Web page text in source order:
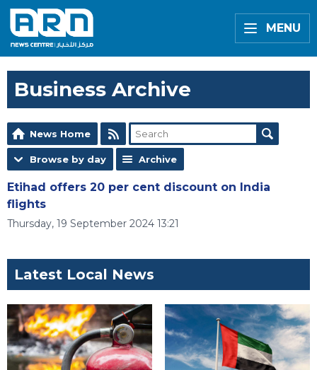
MENU
Business Archive
News Home
Browse by day Archive
Etihad offers 20 per cent discount on India
flights
Thursday, 19 September 2024 13:21
Latest Local News